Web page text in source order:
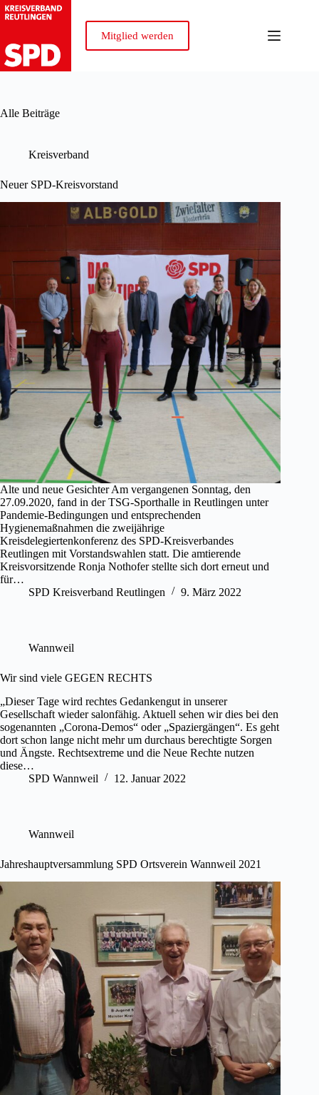
Zum
Inhalt
Mitglied werden
Alle Beiträge
Kreisverband
Neuer SPD-Kreisvorstand
Alte und neue Gesichter Am vergangenen Sonntag, den
27.09.2020, fand in der TSG-Sporthalle in Reutlingen unter
Pandemie-Bedingungen und entsprechenden
Hygienemaßnahmen die zweijährige
Kreisdelegiertenkonferenz des SPD-Kreisverbandes
Reutlingen mit Vorstandswahlen statt. Die amtierende
Kreisvorsitzende Ronja Nothofer stellte sich dort erneut und
für…
SPD Kreisverband Reutlingen
9. März 2022
Wannweil
Wir sind viele GEGEN RECHTS
„Dieser Tage wird rechtes Gedankengut in unserer
Gesellschaft wieder salonfähig. Aktuell sehen wir dies bei den
sogenannten „Corona-Demos“ oder „Spaziergängen“. Es geht
dort schon lange nicht mehr um durchaus berechtigte Sorgen
und Ängste. Rechtsextreme und die Neue Rechte nutzen
diese…
SPD Wannweil
12. Januar 2022
Wannweil
Jahreshauptversammlung SPD Ortsverein Wannweil 2021